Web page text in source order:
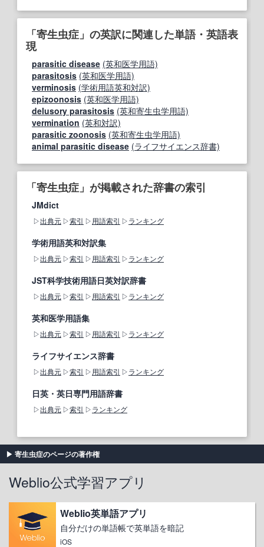
「寄生虫症」の英訳に関連した単語・英語表
現
parasitic disease (英和医学用語)
parasitosis (英和医学用語)
verminosis (学術用語英和対訳)
epizoonosis (英和医学用語)
delusory parasitosis (英和寄生虫学用語)
vermination (英和対訳)
parasitic zoonosis (英和寄生虫学用語)
animal parasitic disease (ライフサイエンス辞書)
「寄生虫症」が掲載された辞書の索引
JMdict
出典元 索引 用語索引 ランキング
学術用語英和対訳集
出典元 索引 用語索引 ランキング
JST科学技術用語日英対訳辞書
出典元 索引 用語索引 ランキング
英和医学用語集
出典元 索引 用語索引 ランキング
ライフサイエンス辞書
出典元 索引 用語索引 ランキング
日英・英日専門用語辞書
出典元 索引 ランキング
寄生虫症のページの著作権
Weblio公式学習アプリ
Weblio英単語アプリ
自分だけの単語帳で英単語を暗記
iOS